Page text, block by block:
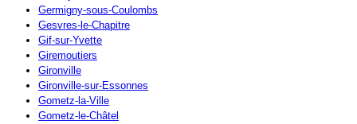
Germigny-sous-Coulombs
Gesvres-le-Chapitre
Gif-sur-Yvette
Giremoutiers
Gironville
Gironville-sur-Essonnes
Gometz-la-Ville
Gometz-le-Châtel